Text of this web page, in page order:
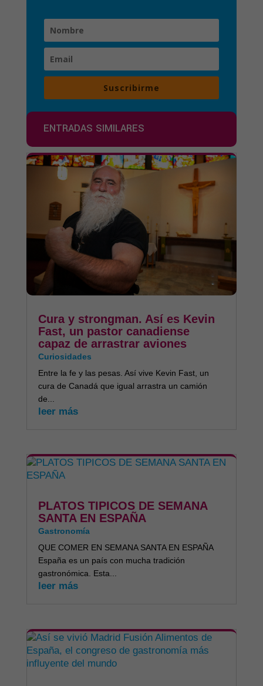
Suscribirme
ENTRADAS SIMILARES
Cura y strongman. Así es Kevin
Fast, un pastor canadiense
capaz de arrastrar aviones
Curiosidades
Entre la fe y las pesas. Así vive Kevin Fast, un
cura de Canadá que igual arrastra un camión
de...
leer más
PLATOS TIPICOS DE SEMANA
SANTA EN ESPAÑA
Gastronomía
QUE COMER EN SEMANA SANTA EN ESPAÑA
España es un país con mucha tradición
gastronómica. Esta...
leer más